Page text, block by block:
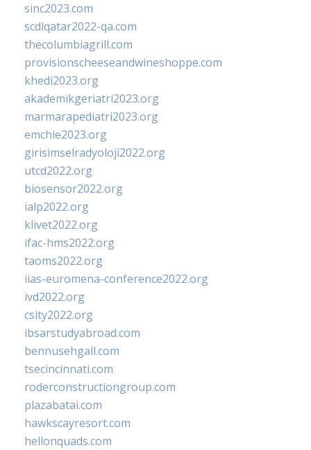
sinc2023.com
scdlqatar2022-qa.com
thecolumbiagrill.com
provisionscheeseandwineshoppe.com
khedi2023.org
akademikgeriatri2023.org
marmarapediatri2023.org
emchie2023.org
girisimselradyoloji2022.org
utcd2022.org
biosensor2022.org
ialp2022.org
klivet2022.org
ifac-hms2022.org
taoms2022.org
iias-euromena-conference2022.org
ivd2022.org
csity2022.org
ibsarstudyabroad.com
bennusehgall.com
tsecincinnati.com
roderconstructiongroup.com
plazabatai.com
hawkscayresort.com
hellonquads.com